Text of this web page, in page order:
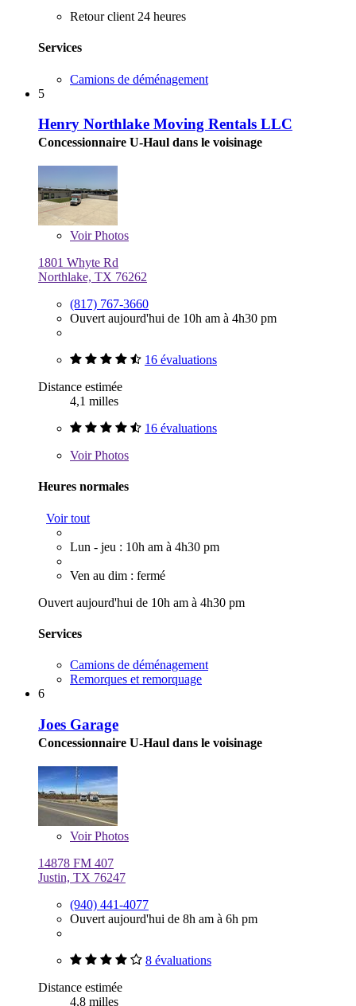
Retour client 24 heures
Services
Camions de déménagement
5
Henry Northlake Moving Rentals LLC
Concessionnaire U-Haul dans le voisinage
VoirPhotos
1801 Whyte Rd
Northlake, TX 76262
(817) 767-3660
Ouvert aujourd'hui de 10h am à 4h30 pm
16 évaluations
Distance estimée
4,1 milles
16 évaluations
VoirPhotos
Heures normales
Voir tout
Lun - jeu : 10h am à 4h30 pm
Ven au dim : fermé
Ouvert aujourd'hui de 10h am à 4h30 pm
Services
Camions de déménagement
Remorques et remorquage
6
Joes Garage
Concessionnaire U-Haul dans le voisinage
VoirPhotos
14878 FM 407
Justin, TX 76247
(940) 441-4077
Ouvert aujourd'hui de 8h am à 6h pm
8 évaluations
Distance estimée
4,8 milles